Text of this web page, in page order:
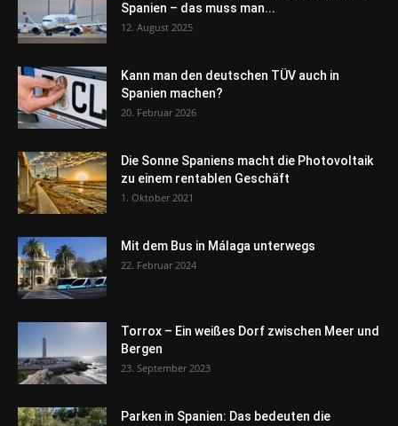
Spanien – das muss man...
12. August 2025
Kann man den deutschen TÜV auch in
Spanien machen?
20. Februar 2026
Die Sonne Spaniens macht die Photovoltaik
zu einem rentablen Geschäft
1. Oktober 2021
Mit dem Bus in Málaga unterwegs
22. Februar 2024
Torrox – Ein weißes Dorf zwischen Meer und
Bergen
23. September 2023
Parken in Spanien: Das bedeuten die